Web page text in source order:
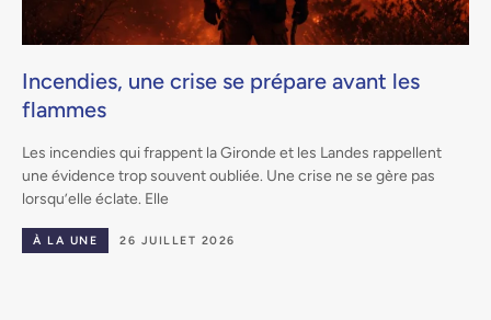
Incendies, une crise se prépare avant les
flammes
Les incendies qui frappent la Gironde et les Landes rappellent
une évidence trop souvent oubliée. Une crise ne se gère pas
lorsqu’elle éclate. Elle
26 JUILLET 2026
À LA UNE